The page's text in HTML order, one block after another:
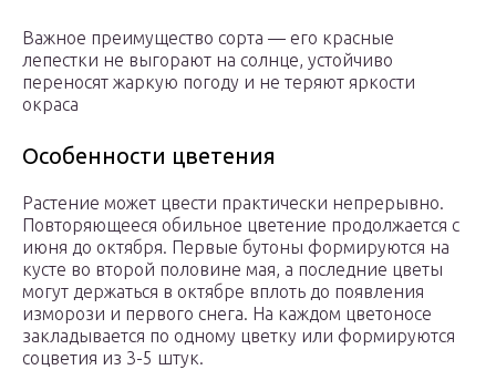
Важное преимущество сорта — его красные
лепестки не выгорают на солнце, устойчиво
переносят жаркую погоду и не теряют яркости
окраса
Особенности цветения
Растение может цвести практически непрерывно.
Повторяющееся обильное цветение продолжается с
июня до октября. Первые бутоны формируются на
кусте во второй половине мая, а последние цветы
могут держаться в октябре вплоть до появления
изморози и первого снега. На каждом цветоносе
закладывается по одному цветку или формируются
соцветия из 3-5 штук.